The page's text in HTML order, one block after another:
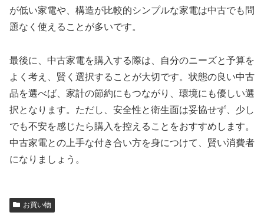
が低い家電や、構造が比較的シンプルな家電は中古でも問
題なく使えることが多いです。
最後に、中古家電を購入する際は、自分のニーズと予算を
よく考え、賢く選択することが大切です。状態の良い中古
品を選べば、家計の節約にもつながり、環境にも優しい選
択となります。ただし、安全性と衛生面は妥協せず、少し
でも不安を感じたら購入を控えることをおすすめします。
中古家電との上手な付き合い方を身につけて、賢い消費者
になりましょう。
お買い物